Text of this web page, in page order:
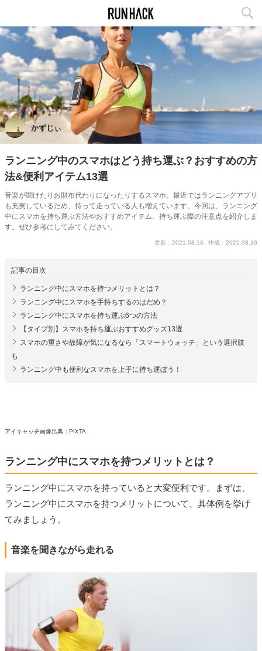
かずじぃ
ランニング中のスマホはどう持ち運ぶ？おすすめの方
法&便利アイテム13選
音楽が聞けたりお財布代わりになったりするスマホ。最近ではランニングアプリ
も充実しているため、持って走っている人も増えています。今回は、ランニング
中にスマホを持ち運ぶ方法やおすすめアイテム、持ち運ぶ際の注意点を紹介しま
す。ぜひ参考にしてみてください。
更新：2021.08.16 作成：2021.08.16
記事の目次
ランニング中にスマホを持つメリットとは？
ランニング中にスマホを手持ちするのはだめ？
ランニング中にスマホを持ち運ぶ6つの方法
【タイプ別】スマホを持ち運ぶおすすめグッズ13選
スマホの重さや故障が気になるなら「スマートウォッチ」という選択肢
も
ランニング中も便利なスマホを上手に持ち運ぼう！
アイキャッチ画像出典：PIXTA
ランニング中にスマホを持つメリットとは？
ランニング中にスマホを持っていると大変便利です。まずは、
ランニング中にスマホを持つメリットについて、具体例を挙げ
てみましょう。
音楽を聞きながら走れる